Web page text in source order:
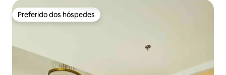
Preferido dos hóspedes
Preferido dos hóspedes